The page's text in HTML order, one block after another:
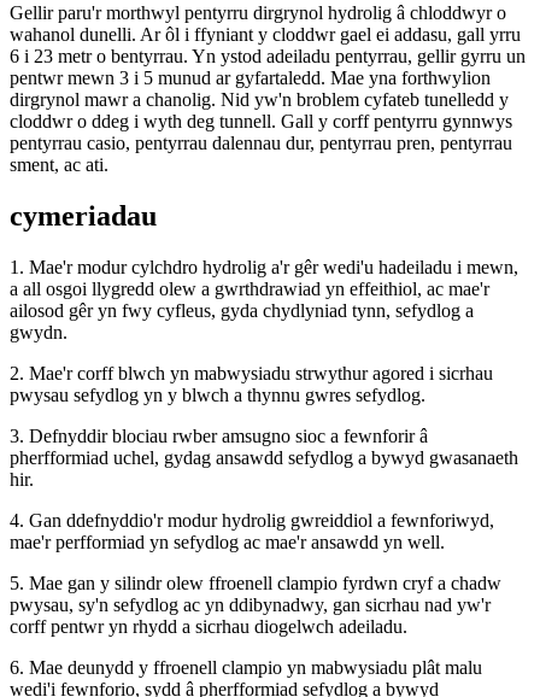
Gellir paru'r morthwyl pentyrru dirgrynol hydrolig â chloddwyr o
wahanol dunelli. Ar ôl i ffyniant y cloddwr gael ei addasu, gall yrru
6 i 23 metr o bentyrrau. Yn ystod adeiladu pentyrrau, gellir gyrru un
pentwr mewn 3 i 5 munud ar gyfartaledd. Mae yna forthwylion
dirgrynol mawr a chanolig. Nid yw'n broblem cyfateb tunelledd y
cloddwr o ddeg i wyth deg tunnell. Gall y corff pentyrru gynnwys
pentyrrau casio, pentyrrau dalennau dur, pentyrrau pren, pentyrrau
sment, ac ati.
cymeriadau
1. Mae'r modur cylchdro hydrolig a'r gêr wedi'u hadeiladu i mewn,
a all osgoi llygredd olew a gwrthdrawiad yn effeithiol, ac mae'r
ailosod gêr yn fwy cyfleus, gyda chydlyniad tynn, sefydlog a
gwydn.
2. Mae'r corff blwch yn mabwysiadu strwythur agored i sicrhau
pwysau sefydlog yn y blwch a thynnu gwres sefydlog.
3. Defnyddir blociau rwber amsugno sioc a fewnforir â
pherfformiad uchel, gydag ansawdd sefydlog a bywyd gwasanaeth
hir.
4. Gan ddefnyddio'r modur hydrolig gwreiddiol a fewnforiwyd,
mae'r perfformiad yn sefydlog ac mae'r ansawdd yn well.
5. Mae gan y silindr olew ffroenell clampio fyrdwn cryf a chadw
pwysau, sy'n sefydlog ac yn ddibynadwy, gan sicrhau nad yw'r
corff pentwr yn rhydd a sicrhau diogelwch adeiladu.
6. Mae deunydd y ffroenell clampio yn mabwysiadu plât malu
wedi'i fewnforio, sydd â pherfformiad sefydlog a bywyd